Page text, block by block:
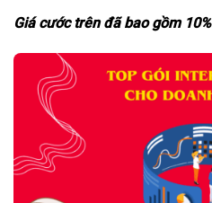
Giá cước trên đã bao gồm